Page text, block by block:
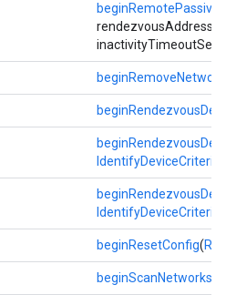
rendezvousAddress,
inactivityTimeoutSec)
beginRemoveNetwork
IdentifyDeviceCriteria
IdentifyDeviceCriteria
beginResetConfig(
beginScanNetworks